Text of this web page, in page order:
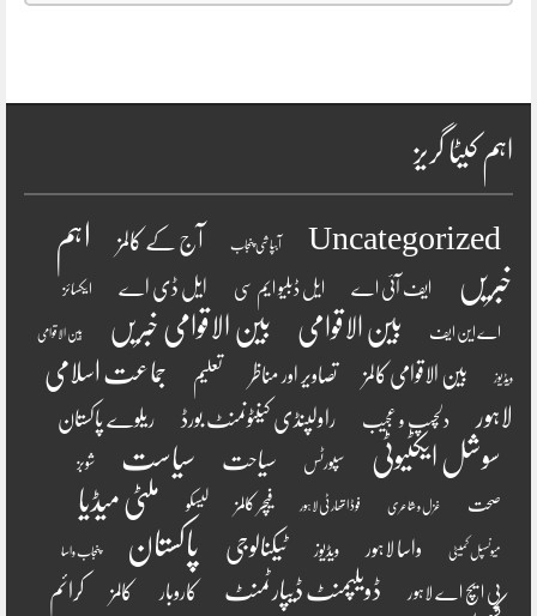
اہم کیٹا گریز
Uncategorized آبپاشی پنجاب آج کے کالمز
اہم
خبریں
ایف آئی اے ایل ڈبلیو ایم سی ایل ڈی اے ایکسائز
اے این ایف بین الاقوامی بین الاقوامی خبریں بین الاقوامی
ویڈیوز بین الاقوامی کالمز تصاویر اور مناظر تعلیم
جماعت اسلامی
لاہور
دلچسپ و عجیب راولپنڈی کینٹونمنٹ بورڈ ریلوے پاکستان
سوشل ایکٹیوٹی سپورٹس سیاحت سیاست شوبز
صحت غزل و شاعری فوڈ اتھارٹی لاہور فیچر کالمز لیسکو ملٹی میڈیا
میونسپل کمیٹی واسا لاہور ویڈیوز ٹیکنالوجی پاکستان پنجاب واسا
پی ایچ اے لاہور ڈویلپمنٹ ڈیپارٹمنٹ کاروبار کالمز کرائم